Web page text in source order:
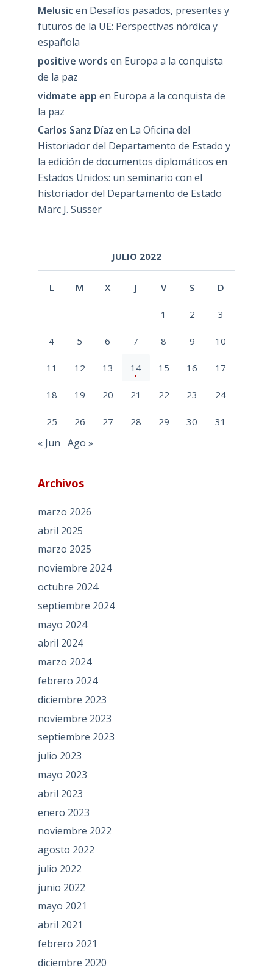
Melusicen Desafíos pasados, presentes y
futuros de la UE: Perspectivas nórdica y
española
positive words en Europa a la conquista
de la paz
vidmate app en Europa a la conquista de
la paz
Carlos Sanz Díaz en La Oficina del
Historiador del Departamento de Estado y
la edición de documentos diplomáticos en
Estados Unidos: un seminario con el
historiador del Departamento de Estado
Marc J. Susser
JULIO 2022
L M X J V S D
1 2 3
4 5 6 7 8 9 10
11 12 13 14 15 16 17
18 19 20 21 22 23 24
25 26 27 28 29 30 31
« Jun Ago »
Archivos
marzo 2026
abril 2025
marzo 2025
noviembre 2024
octubre 2024
septiembre 2024
mayo 2024
abril 2024
marzo 2024
febrero 2024
diciembre 2023
noviembre 2023
septiembre 2023
julio 2023
mayo 2023
abril 2023
enero 2023
noviembre 2022
agosto 2022
julio 2022
junio 2022
mayo 2021
abril 2021
febrero 2021
diciembre 2020